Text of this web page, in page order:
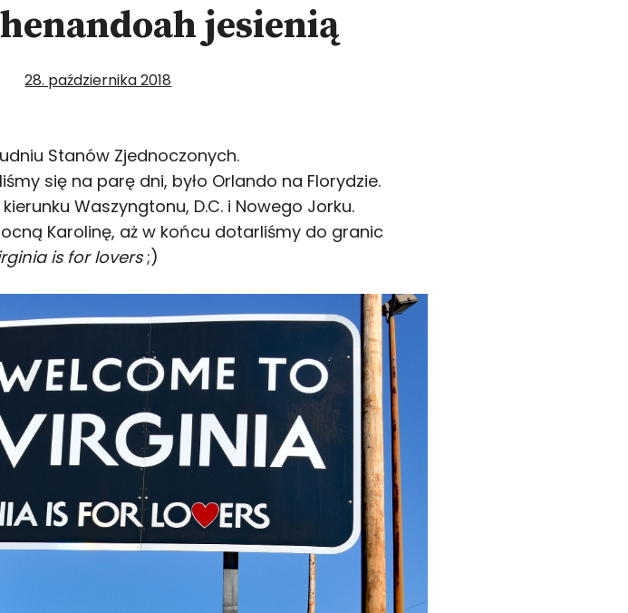
jesienią
28. października 2018
Stanów Zjednoczonych.
się na parę dni, było Orlando na Florydzie.
Waszyngtonu, D.C. i Nowego Jorku.
Karolinę, aż w końcu dotarliśmy do granic
is for lovers;)